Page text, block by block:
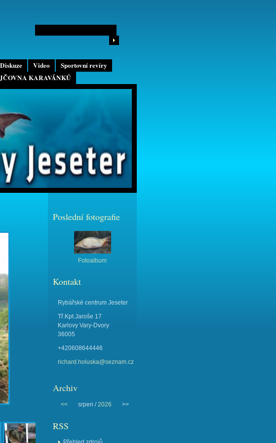
Diskuze Video
Sportovní revíry
KARAVÁNKŮ
Poslední fotografie
Fotoalbum
Kontakt
Rybářské centrum Jeseter
Tř.Kpt.Jaroše 17
Karlovy Vary-Dvory
36005
+420608644446
richard.holuska@seznam.cz
Archiv
<< srpen /2026 >>
RSS